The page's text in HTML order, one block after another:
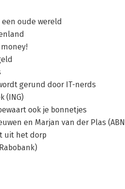
oude wereld
gerund door IT-nerds
(ING)
ook je bonnetjes
en Marjan van der Plas
uit het dorp